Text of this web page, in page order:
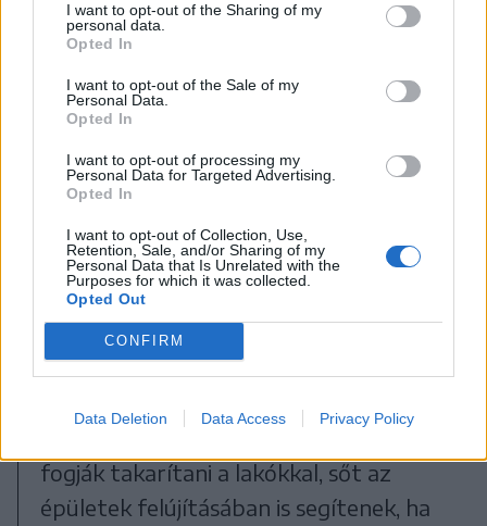
I want to opt-out of the Sharing of my
personal data.
Opted In
I want to opt-out of the Sale of my
Personal Data.
Opted In
I want to opt-out of processing my
Personal Data for Targeted Advertising.
Opted In
I want to opt-out of Collection, Use,
Retention, Sale, and/or Sharing of my
Personal Data that Is Unrelated with the
Purposes for which it was collected.
Opted Out
CONFIRM
Data Deletion Data Access Privacy Policy
FOTÓ: BARABÁS ÁKOS
„Ugye, nem kell elköltözzünk?” – csak
ennyit lehetett hallani a lakóktól
megérkezésünk pillanatától a
távozásig. Többen mondták, hogy már
csempéket is vettek, hogy rendbe
hozzák a folyosókat, ám a közösség
egyik-másik tagja miatt nem tudtak
fogják takarítani a lakókkal, sőt az
épületek felújításában is segítenek, ha